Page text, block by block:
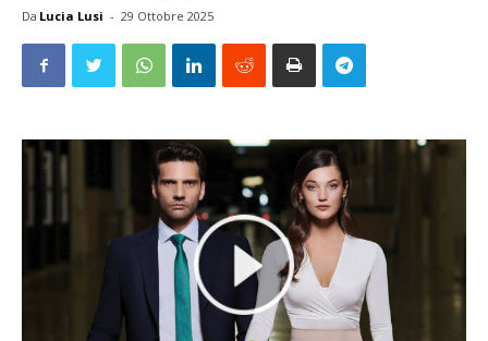
Da Lucia Lusi - 29 Ottobre 2025